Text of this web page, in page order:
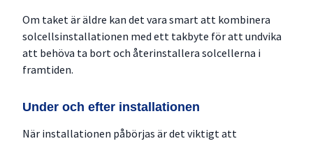
Om taket är äldre kan det vara smart att kombinera
solcellsinstallationen med ett takbyte för att undvika
att behöva ta bort och återinstallera solcellerna i
framtiden.
Under och efter installationen
När installationen påbörjas är det viktigt att